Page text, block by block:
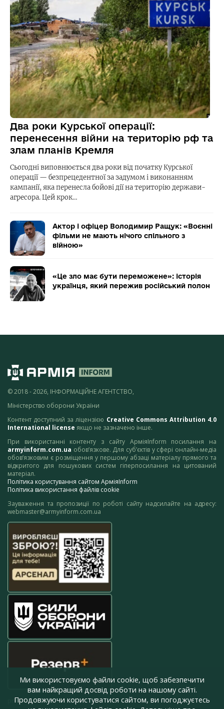
Два роки Курської операції:
перенесення війни на територію рф та
злам планів Кремля
Сьогодні виповнюється два роки від початку Курської
операції — безпрецедентної за задумом і виконанням
кампанії, яка перенесла бойові дії на територію держави-
агресора. Цей крок…
Актор і офіцер Володимир Ращук: «Воєнні
фільми не мають нічого спільного з
війною»
«Це зло має бути переможене»: історія
українця, який пережив російський полон
© 2018 - 2026, ІНФОРМАЦІЙНЕ АГЕНТСТВО,
Міністерство оборони України
Контент доступний за ліцензією Creative Commons Attribution 4.0
International license якщо не зазначено інше.
При використанні контенту з сайту АрміяInform посилання на
armyinform.com.ua обов’язкове. Для суб’єктів у сфері онлайн-медіа
обов’язковим є розміщення у першому абзаці матеріалу прямого та
відкритого для пошукових систем гіперпосилання на цитований
матеріал.
Політика користування сайтом АрміяInform
Політика використання файлів cookie
Зауваження та пропозиції по роботі сайту надсилайте на адресу:
webmaster@armyinform.com.ua
press@armyinform.com.ua
Ми використовуємо файли cookie, щоб забезпечити
вам найкращий досвід роботи на нашому сайті.
Продовжуючи користуватися сайтом, ви погоджуєтесь